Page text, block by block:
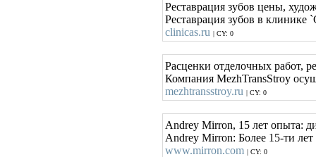
Реставрация зубов цены,
Реставрация зубов в клинике
clinicas.ru | CY: 0
Расценки отделочных работ,
Компания MezhTransStroy
mezhtransstroy.ru | CY: 0
Andrey Mirron, 15 лет опыта:
Andrey Mirron: Более 15-ти
www.mirron.com | CY: 0